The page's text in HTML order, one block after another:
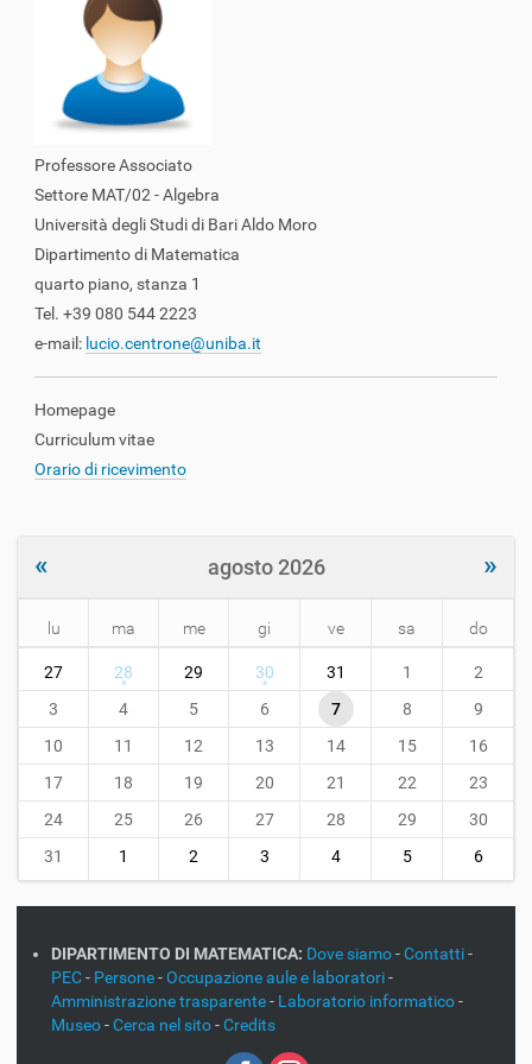
n
Professore Associato
Settore MAT/02 - Algebra
Università degli Studi di Bari Aldo Moro
Dipartimento di Matematica
quarto piano, stanza 1
Tel. +39 080 544 2223
e-mail: lucio.centrone@uniba.it
Homepage
Curriculum vitae
Orario di ricevimento
« agosto 2026 »
t
8
lu ma me gi ve sa do
27 28 29 30 31 1
2
3
4 5 6 7 8
9
10
11 12 13 14 15
16
17
18 19 20 21 22
23
24
25 26 27 28 29
30
31
1 2 3 4 5 6
DIPARTIMENTO DI MATEMATICA: Dove siamo-Contatti-
PEC- Persone-Occupazione aule e laboratori-
Amministrazione trasparente- Laboratorio informatico-
Museo-Cerca nel sito-Credits